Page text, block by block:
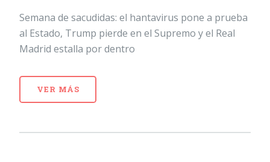
Semana de sacudidas: el hantavirus pone a prueba
al Estado, Trump pierde en el Supremo y el Real
Madrid estalla por dentro
VER MÁS